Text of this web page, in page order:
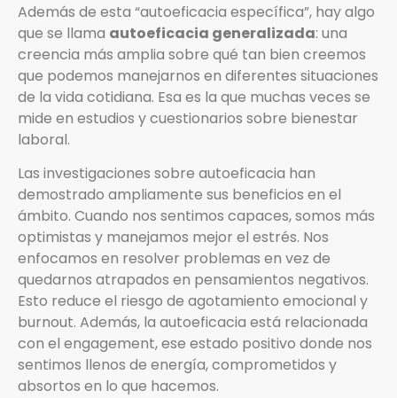
Además de esta “autoeficacia específica”, hay algo
que se llama autoeficacia generalizada: una
creencia más amplia sobre qué tan bien creemos
que podemos manejarnos en diferentes situaciones
de la vida cotidiana. Esa es la que muchas veces se
mide en estudios y cuestionarios sobre bienestar
laboral.
Las investigaciones sobre autoeficacia han
demostrado ampliamente sus beneficios en el
ámbito. Cuando nos sentimos capaces, somos más
optimistas y manejamos mejor el estrés. Nos
enfocamos en resolver problemas en vez de
quedarnos atrapados en pensamientos negativos.
Esto reduce el riesgo de agotamiento emocional y
burnout. Además, la autoeficacia está relacionada
con el engagement, ese estado positivo donde nos
sentimos llenos de energía, comprometidos y
absortos en lo que hacemos.